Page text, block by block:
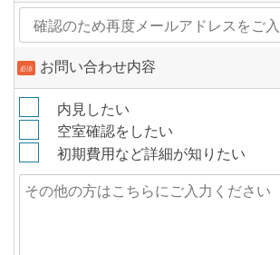
必須 お問い合わせ内容
内見したい
空室確認をしたい
初期費用など詳細が知りたい